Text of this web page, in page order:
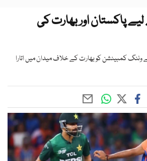
پاکستان اور بھارت کی
وننگ کمبینشن کو بھارت کے خلاف میدان میں اتارا